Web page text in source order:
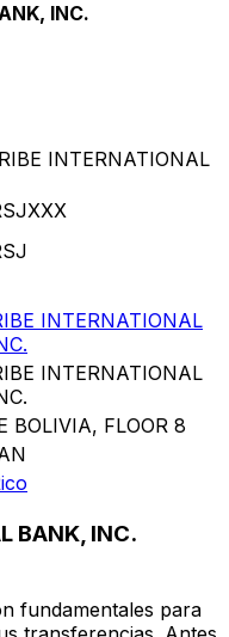
INC.
INTERNATIONAL
INTERNATIONAL
INTERNATIONAL
BOLIVIA, FLOOR 8
BANK, INC.
fundamentales para